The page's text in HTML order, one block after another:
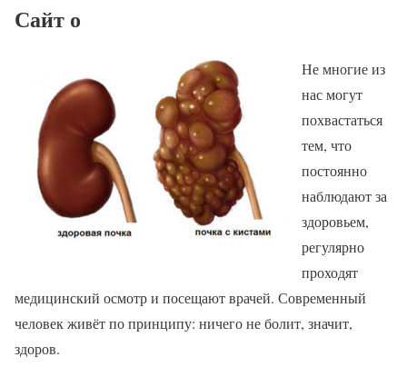
Сайт о
Не многие из
нас могут
похвастаться
тем, что
постоянно
наблюдают за
здоровьем,
регулярно
проходят
медицинский осмотр и посещают врачей. Современный
человек живёт по принципу: ничего не болит, значит,
здоров.